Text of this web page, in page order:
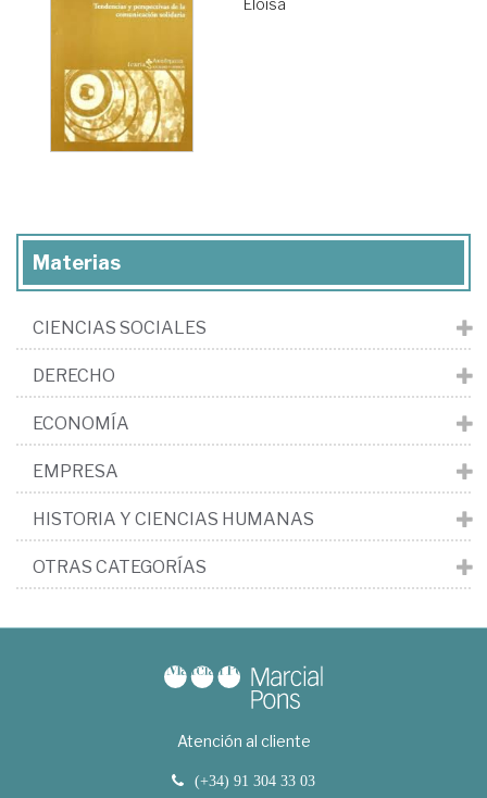
Eloísa
Materias
CIENCIAS SOCIALES
DERECHO
ECONOMÍA
EMPRESA
HISTORIA Y CIENCIAS HUMANAS
OTRAS CATEGORÍAS
Atención al cliente
(+34) 91 304 33 03